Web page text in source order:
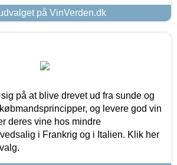
på VinVerden.dk
på at blive drevet ud fra sunde og
og levere god vin
deres vine hos mindre
i Frankrig og i Italien. Klik her